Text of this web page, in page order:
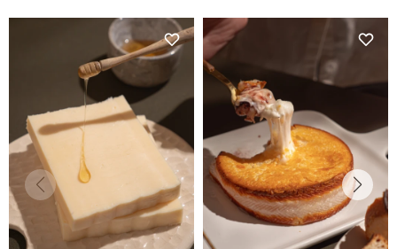
Elaborado con una cuidadosa
mezcla de leche de oveja y de
vaca, este queso tradicional se
destaca por su sabor delicado y
su textura cremosa. Ideal para
quienes buscan una opción
versátil y gourmet.
Sin gluten.
Elaborado con leche de oveja
de la más alta calidad, ofrece
un equilibrio perfecto entre su
suavidad interior y su exterior
crujiente y dorado.
Con un sabor delicadamente
salado, es ideal para quienes
disfrutan de la cocina creativa.
Sin gluten